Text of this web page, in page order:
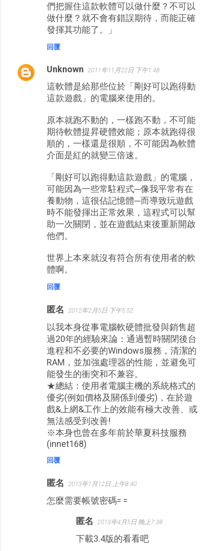
們把握住這款軟體可以做什麼？不可以
做什麼？就不會有錯誤期待，而能正確
發揮其功能了。」
回覆
Unknown 2011年11月22日 下午1:48
這軟體是給那些位於「剛好可以跑得動
這款遊戲」的電腦來使用的。
原本就跑不動的，一樣跑不動，不可能
期待軟體提昇硬體效能；原本就跑得很
順的，一樣還是很順，不可能因為軟體
介面是紅的就變三倍速。
「剛好可以跑得動這款遊戲」的電腦，
可能因為一些常駐程式─像我平常有在
養動物，這很佔記憶體─而導致玩遊戲
時不能發揮出正常效果，這程式可以幫
助一次關閉，並在遊戲結束後重新開啟
他們。
世界上本來就沒有符合所有使用者的軟
體啊。
回覆
匿名 2012年2月5日 下午5:52
以我本身從事電腦軟硬體批發與銷售超
過20年的經驗來論：通過暫時關閉後台
進程和不必要的Windows服務，清潔的
RAM，並加強處理器的性能，並避免可
能發生的衝突和不兼容。
★總結：使用者電腦主機的系統格式的
優劣(例如價格及關係到優劣)，在於遊
戲&上網&工作上的效能有極大改善、或
無法感受到改善!
※本身也曾在多年前於華夏科技服務
(innet168)
回覆
匿名 2013年1月12日 上午8:40
怎麼需要帳號密碼= =
匿名
2013年4月5日 晚上7:38
下載3.4版的看看吧